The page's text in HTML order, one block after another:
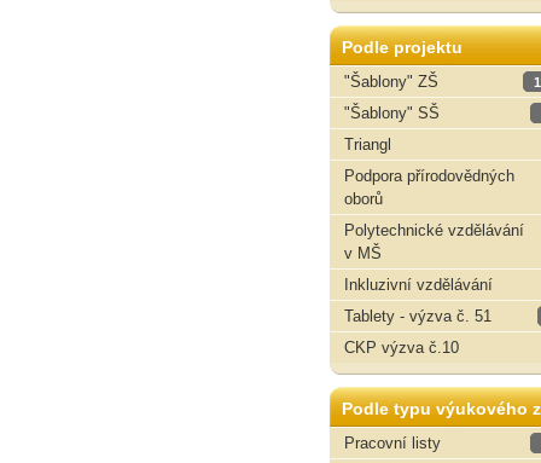
Podle projektu
"Šablony" ZŠ
"Šablony" SŠ
Triangl
Podpora přírodovědných
oborů
Polytechnické vzdělávání
v MŠ
Inkluzivní vzdělávání
Tablety - výzva č. 51
CKP výzva č.10
Podle typu výukového
Pracovní listy